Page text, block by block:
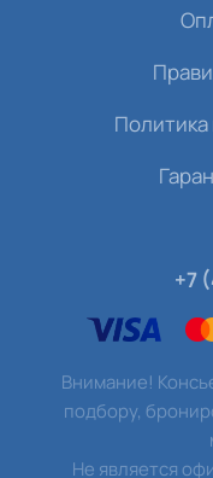
+7
Внимание!
подбору,
Не является